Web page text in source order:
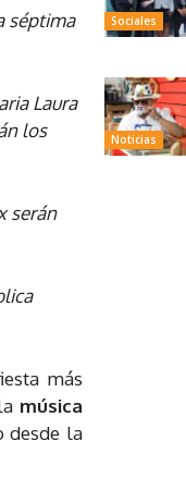
séptima
Laura
los
serán
más
música
desde la
Sociales
Noticias